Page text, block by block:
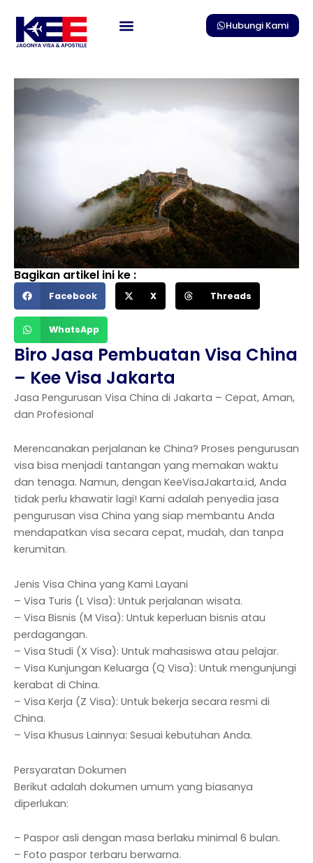
content
Hubungi Kami
Bagikan artikel ini ke :
Facebook X Threads
WhatsApp
Biro Jasa Pembuatan Visa China
– Kee Visa Jakarta
Jasa Pengurusan Visa China di Jakarta – Cepat, Aman,
dan Profesional
Merencanakan perjalanan ke China? Proses pengurusan
visa bisa menjadi tantangan yang memakan waktu
dan tenaga. Namun, dengan KeeVisaJakarta.id, Anda
tidak perlu khawatir lagi! Kami adalah penyedia jasa
pengurusan visa China yang siap membantu Anda
mendapatkan visa secara cepat, mudah, dan tanpa
kerumitan.
Jenis Visa China yang Kami Layani
– Visa Turis (L Visa): Untuk perjalanan wisata.
– Visa Bisnis (M Visa): Untuk keperluan bisnis atau
perdagangan.
– Visa Studi (X Visa): Untuk mahasiswa atau pelajar.
– Visa Kunjungan Keluarga (Q Visa): Untuk mengunjungi
kerabat di China.
– Visa Kerja (Z Visa): Untuk bekerja secara resmi di
China.
– Visa Khusus Lainnya: Sesuai kebutuhan Anda.
Persyaratan Dokumen
Berikut adalah dokumen umum yang biasanya
diperlukan:
– Paspor asli dengan masa berlaku minimal 6 bulan.
– Foto paspor terbaru berwarna.